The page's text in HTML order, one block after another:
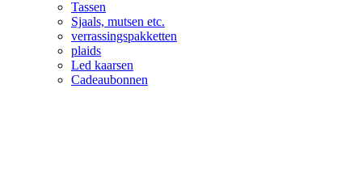
Tassen
Sjaals, mutsen etc.
verrassingspakketten
plaids
Led kaarsen
Cadeaubonnen